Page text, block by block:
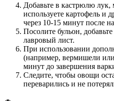
Добавьте в кастрюлю лук,
используете картофель и
через 10-15 минут после
Посолите бульон,
лавровый лист.
При использовании
(например, вермишели
минут до завершения
Следите, чтобы овощи
переварились и не